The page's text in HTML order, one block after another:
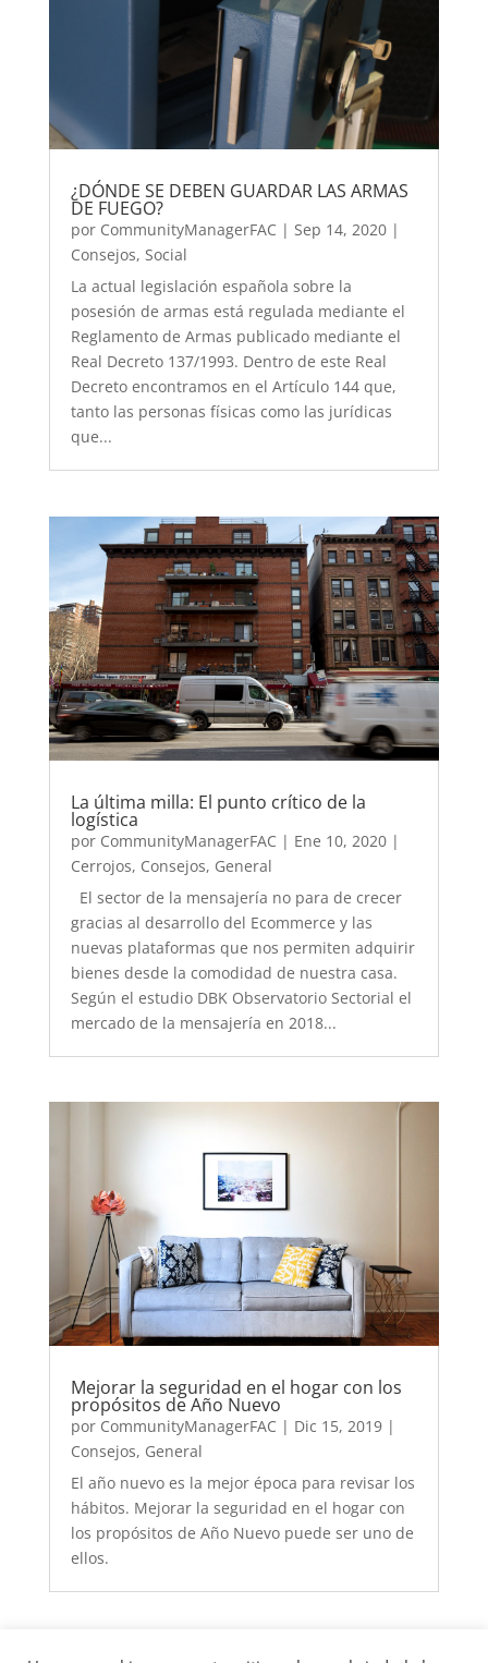
¿DÓNDE SE DEBEN GUARDAR LAS ARMAS
DE FUEGO?
por CommunityManagerFAC | Sep 14, 2020|
Consejos, Social
La actual legislación española sobre la
posesión de armas está regulada mediante el
Reglamento de Armas publicado mediante el
Real Decreto 137/1993. Dentro de este Real
Decreto encontramos en el Artículo 144 que,
tanto las personas físicas como las jurídicas
que...
La última milla: El punto crítico de la
logística
por CommunityManagerFAC | Ene 10, 2020|
Cerrojos, Consejos, General
El sector de la mensajería no para de crecer
gracias al desarrollo del Ecommerce y las
nuevas plataformas que nos permiten adquirir
bienes desde la comodidad de nuestra casa.
Según el estudio DBK Observatorio Sectorial el
mercado de la mensajería en 2018...
Mejorar la seguridad en el hogar con los
propósitos de Año Nuevo
por CommunityManagerFAC | Dic 15, 2019|
Consejos, General
El año nuevo es la mejor época para revisar los
hábitos. Mejorar la seguridad en el hogar con
los propósitos de Año Nuevo puede ser uno de
ellos.